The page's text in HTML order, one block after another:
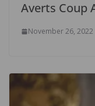
Averts Coup
November 26, 2022